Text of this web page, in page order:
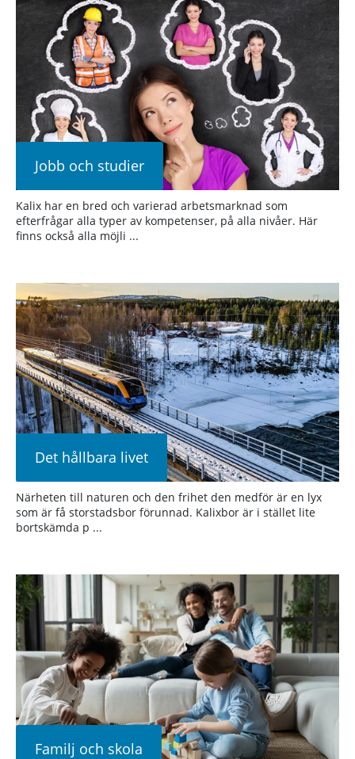
Jobb och studier
Kalix har en bred och varierad arbetsmarknad som
efterfrågar alla typer av kompetenser, på alla nivåer. Här
finns också alla möjli ...
Det hållbara livet
Närheten till naturen och den frihet den medför är en lyx
som är få storstadsbor förunnad. Kalixbor är i stället lite
bortskämda p ...
Familj och skola